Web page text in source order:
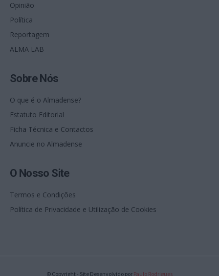
Opinião
Política
Reportagem
ALMA LAB
Sobre Nós
O que é o Almadense?
Estatuto Editorial
Ficha Técnica e Contactos
Anuncie no Almadense
O Nosso Site
Termos e Condições
Política de Privacidade e Utilização de Cookies
© Copyright - Site Desenvolvido por Paulo Rodrigues